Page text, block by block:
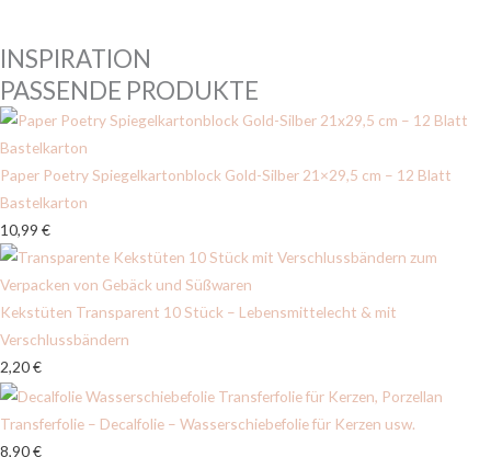
INSPIRATION
PASSENDE PRODUKTE
Paper Poetry Spiegelkartonblock Gold-Silber 21×29,5 cm – 12 Blatt
Bastelkarton
10,99 €
Kekstüten Transparent 10 Stück – Lebensmittelecht & mit
Verschlussbändern
2,20€
Transferfolie – Decalfolie – Wasserschiebefolie für Kerzen usw.
8,90€